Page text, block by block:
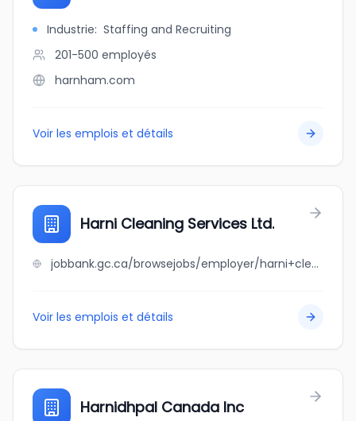
Industrie: Staffing and Recruiting
201-500 employés
harnham.com
Voir les emplois et détails
Harni Cleaning Services Ltd.
jobbank.gc.ca/browsejobs/employer/harni+cleaning+services+ltd./ca
Voir les emplois et détails
Harnidhpal Canada Inc